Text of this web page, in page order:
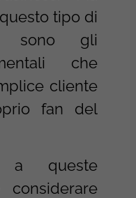
tipo di
sono gli
che
cliente
fan del
a queste